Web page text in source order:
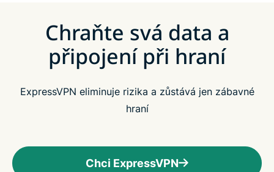
Chraňte svá data a
připojení při hraní
ExpressVPN eliminuje rizika a zůstává jen zábavné
hraní
Chci ExpressVPN